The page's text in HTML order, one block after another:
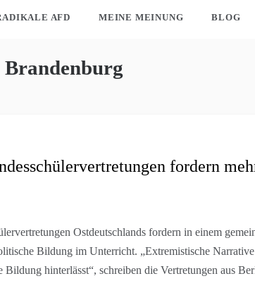
AFD MEINE MEINUNG BLOG
Brandenburg
fordern
Ostdeutschlands fordern in einem
Bildung im Unterricht. „Extremistische
Bildung hinterlässt“, schreiben die Vertretungen aus